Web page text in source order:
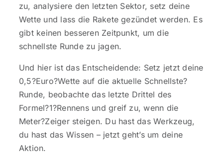
zu, analysiere den letzten Sektor, setz deine
Wette und lass die Rakete gezündet werden. Es
gibt keinen besseren Zeitpunkt, um die
schnellste Runde zu jagen.
Und hier ist das Entscheidende: Setz jetzt deine
0,5?Euro?Wette auf die aktuelle Schnellste?
Runde, beobachte das letzte Drittel des
Formel?1?Rennens und greif zu, wenn die
Meter?Zeiger steigen. Du hast das Werkzeug,
du hast das Wissen – jetzt geht’s um deine
Aktion.